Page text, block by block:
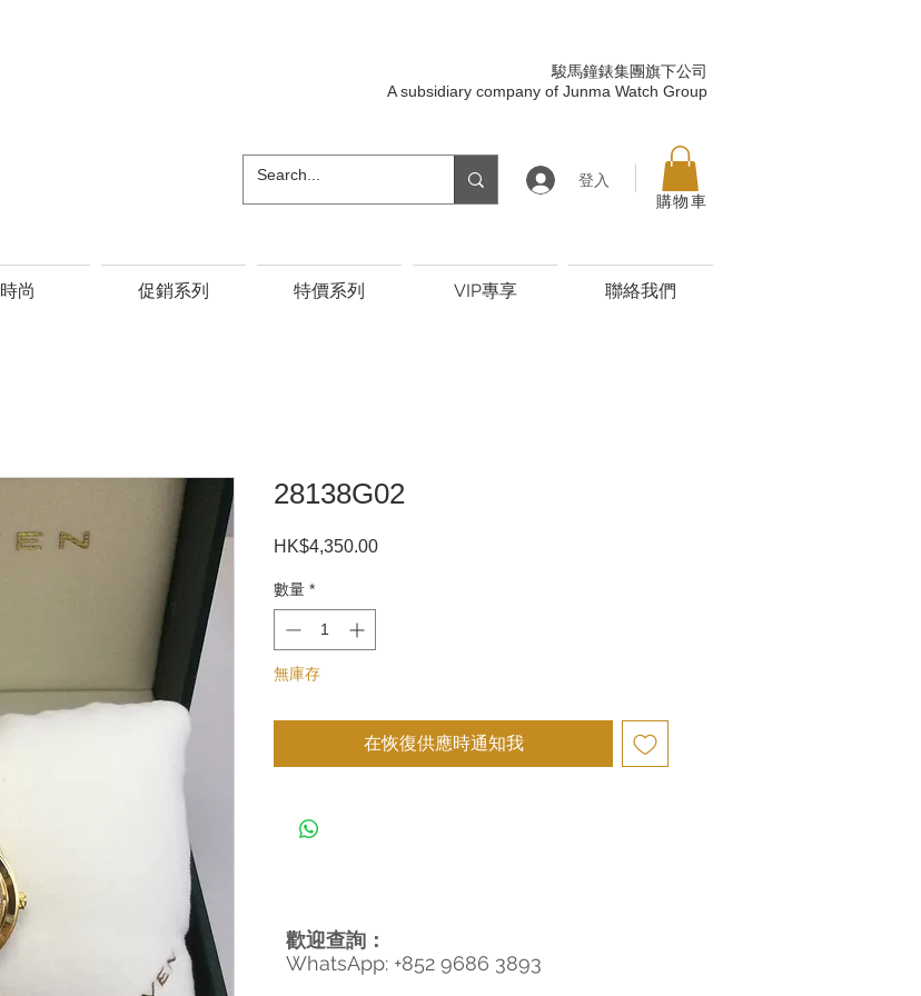
駿馬鐘錶集團旗下公司
A subsidiary company of Junma Watch Group
登入
購物車
時尚 促銷系列 特價系列 VIP專享 聯絡我們
28138G02
HK$4,350.00價
數量 *
無庫存
在恢復供應時通知我
歡迎查詢：
WhatsApp: +852 9686 3893